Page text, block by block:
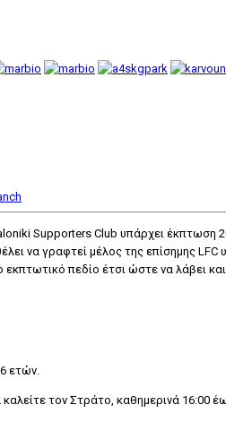
Supporters Club υπάρχει
να γραφτεί μέλος της επίσημης
πεδίο έτσι ώστε να λάβει
ετών.
καλείτε τον Στράτο, καθημερινά